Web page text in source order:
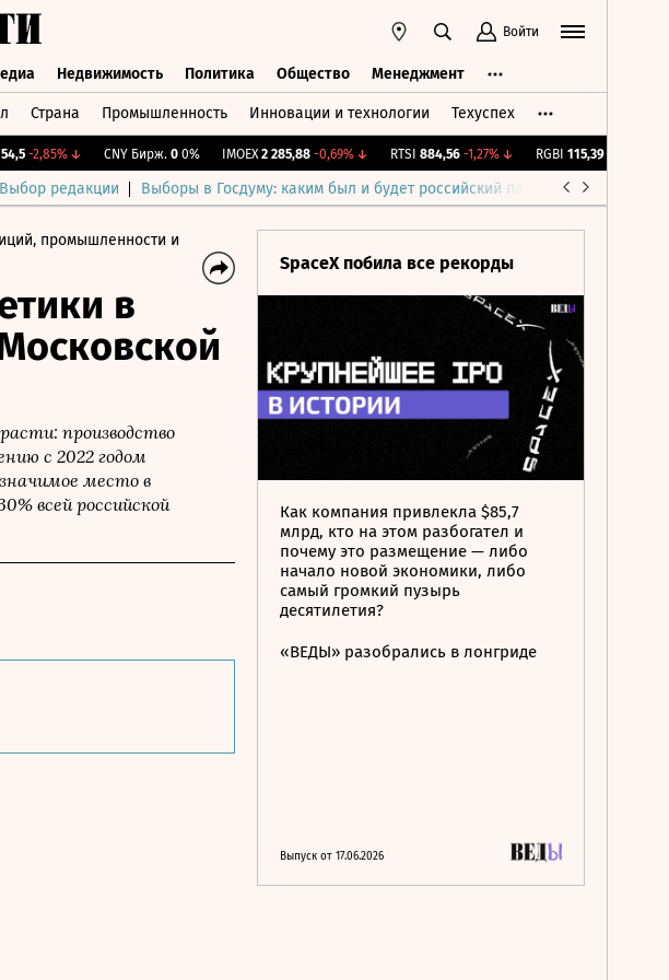
Войти
Недвижимость Политика Общество Менеджмент
Страна Промышленность Инновации и технологии Техуспех
-2,85%↓ CNY Бирж. 0 0% IMOEX 2 285,88 -0,69%↓ RTSI 884,56 -1,27%↓ RGBI 115,39 +0,13%
Выбор редакции Выборы в Госдуму: каким был и будет российский парламент
промышленности и
в
производство
с 2022 годом
место в
всей российской
SpaceX побила все рекорды
Как компания привлекла $85,7
млрд, кто на этом разбогател и
почему это размещение — либо
начало новой экономики, либо
самый громкий пузырь
десятилетия?
«ВЕДЫ» разобрались в лонгриде
Выпуск от 17.06.2026